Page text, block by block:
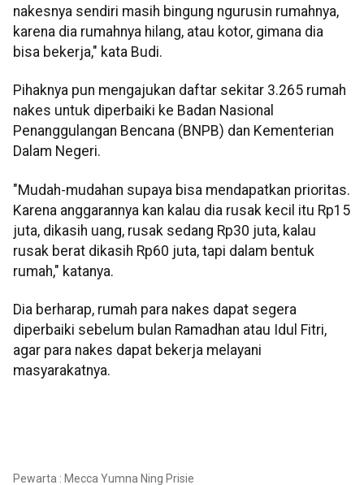
nakesnya sendiri masih bingung ngurusin rumahnya,
karena dia rumahnya hilang, atau kotor, gimana dia
bisa bekerja," kata Budi.
Pihaknya pun mengajukan daftar sekitar 3.265 rumah
nakes untuk diperbaiki ke Badan Nasional
Penanggulangan Bencana (BNPB) dan Kementerian
Dalam Negeri.
"Mudah-mudahan supaya bisa mendapatkan prioritas.
Karena anggarannya kan kalau dia rusak kecil itu Rp15
juta, dikasih uang, rusak sedang Rp30 juta, kalau
rusak berat dikasih Rp60 juta, tapi dalam bentuk
rumah," katanya.
Dia berharap, rumah para nakes dapat segera
diperbaiki sebelum bulan Ramadhan atau Idul Fitri,
agar para nakes dapat bekerja melayani
masyarakatnya.
Pewarta : Mecca Yumna Ning Prisie